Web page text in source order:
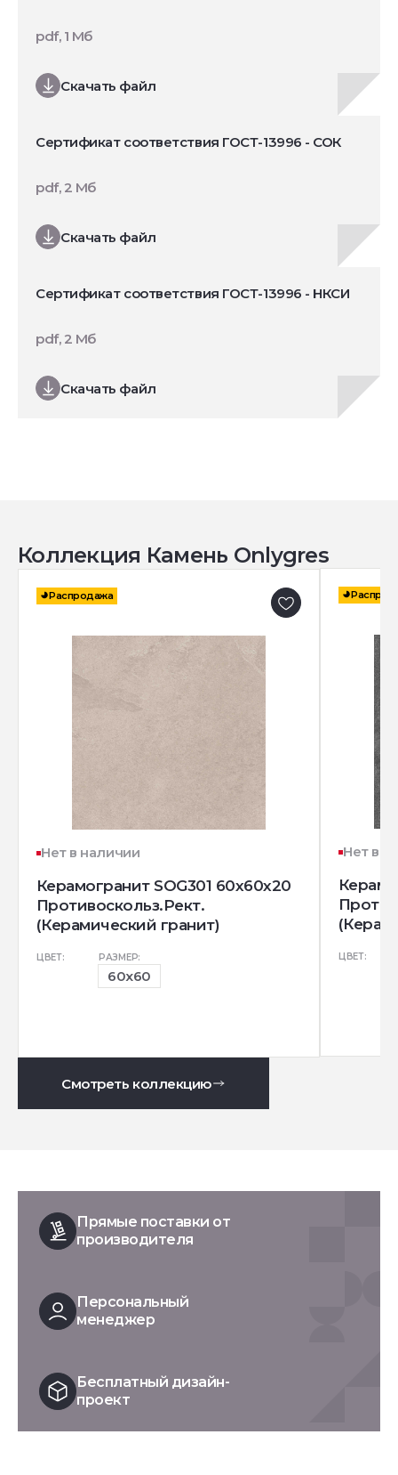
Скачать файл
pdf, 1 Мб
Сертификат соответствия ГОСТ-13996 - СОК
Скачать файл
pdf, 2 Мб
Сертификат соответствия ГОСТ-13996 - НКСИ
Скачать файл
pdf, 2 Мб
Коллекция Камень Onlygres
Распродажа
Нет в наличии
Керамогранит SOG301 60x60x20
Противоскольз.Рект.
(Керамический гранит)
ЦВЕТ: РАЗМЕР:
60x60
Нет в
ЦВЕТ:
Смотреть коллекцию
Прямые поставки от
производителя
Персональный
менеджер
Бесплатный дизайн-
проект